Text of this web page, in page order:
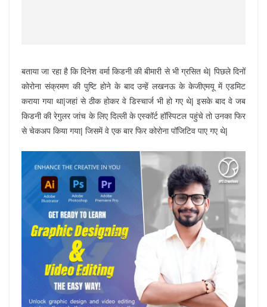
बताया जा रहा है कि दिनेश वर्मा किडनी की बीमारी से भी ग्रसित थे| पिछले दिनों
कोरोना संक्रमण की पुष्टि होने के बाद उन्हें लखनऊ के केजीएमयू में एडमिट
कराया गया था|जहां से ठीक होकर वे डिस्चार्ज भी हो गए थे| इसके बाद वे जब
किडनी की रेगुलर जांच के लिए दिल्ली के एस्कॉर्ट हॉस्पिटल पहुंचे तो उनका फिर
से चेकअप किया गया| जिसमें वे एक बार फिर कोरोना पॉजिटिव पाए गए थे|